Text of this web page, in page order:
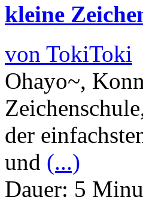
kleine
von TokiToki
Ohayo~,
der
und (...)
Dauer: 5